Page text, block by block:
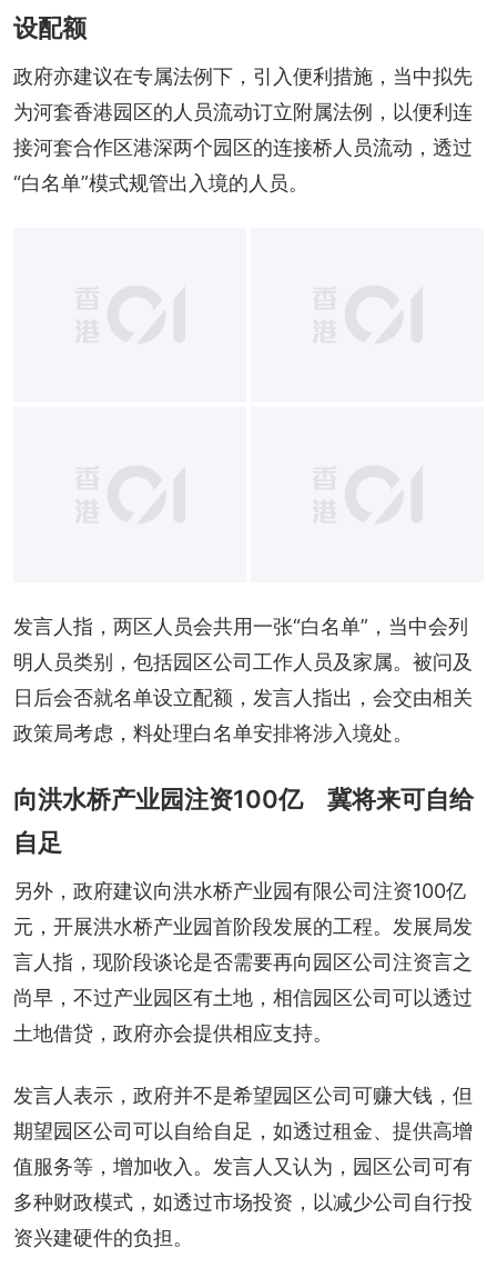
设配额
政府亦建议在专属法例下，引入便利措施，当中拟先
为河套香港园区的人员流动订立附属法例，以便利连
接河套合作区港深两个园区的连接桥人员流动，透过
“白名单”模式规管出入境的人员。
发言人指，两区人员会共用一张“白名单”，当中会列
明人员类别，包括园区公司工作人员及家属。被问及
日后会否就名单设立配额，发言人指出，会交由相关
政策局考虑，料处理白名单安排将涉入境处。
向洪水桥产业园注资100亿 冀将来可自给
自足
另外，政府建议向洪水桥产业园有限公司注资100亿
元，开展洪水桥产业园首阶段发展的工程。发展局发
言人指，现阶段谈论是否需要再向园区公司注资言之
尚早，不过产业园区有土地，相信园区公司可以透过
土地借贷，政府亦会提供相应支持。
发言人表示，政府并不是希望园区公司可赚大钱，但
期望园区公司可以自给自足，如透过租金、提供高增
值服务等，增加收入。发言人又认为，园区公司可有
多种财政模式，如透过市场投资，以减少公司自行投
资兴建硬件的负担。